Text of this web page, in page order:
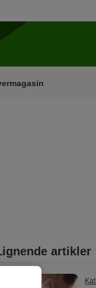
artikler
Kat